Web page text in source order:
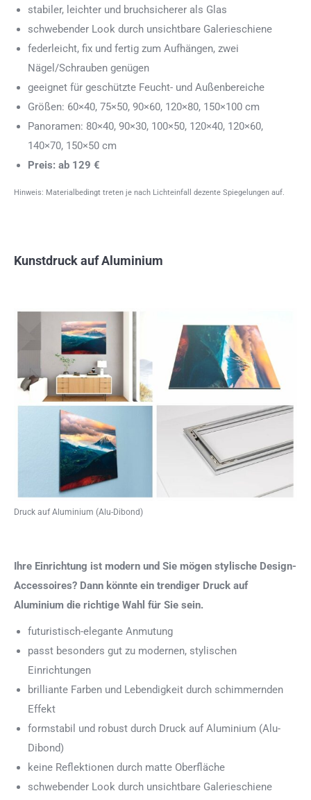
stabiler, leichter und bruchsicherer als Glas
schwebender Look durch unsichtbare Galerieschiene
federleicht, fix und fertig zum Aufhängen, zwei
Nägel/Schrauben genügen
geeignet für geschützte Feucht- und Außenbereiche
Größen: 60×40, 75×50, 90×60, 120×80, 150×100 cm
Panoramen: 80×40, 90×30, 100×50, 120×40, 120×60,
140×70, 150×50 cm
Preis: ab 129 €
Hinweis: Materialbedingt treten je nach Lichteinfall dezente Spiegelungen auf.
Kunstdruck auf Aluminium
Druck auf Aluminium (Alu-Dibond)
Ihre Einrichtung ist modern und Sie mögen stylische Design-
Accessoires? Dann könnte ein trendiger Druck auf
Aluminium die richtige Wahl für Sie sein.
futuristisch-elegante Anmutung
passt besonders gut zu modernen, stylischen
Einrichtungen
brilliante Farben und Lebendigkeit durch schimmernden
Effekt
formstabil und robust durch Druck auf Aluminium (Alu-
Dibond)
keine Reflektionen durch matte Oberfläche
schwebender Look durch unsichtbare Galerieschiene